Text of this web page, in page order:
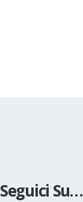
Seguici Su…